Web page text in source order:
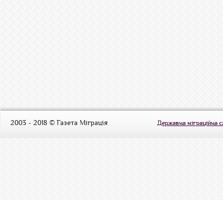
2003 - 2018 © Газета Міграція Державна міграційна